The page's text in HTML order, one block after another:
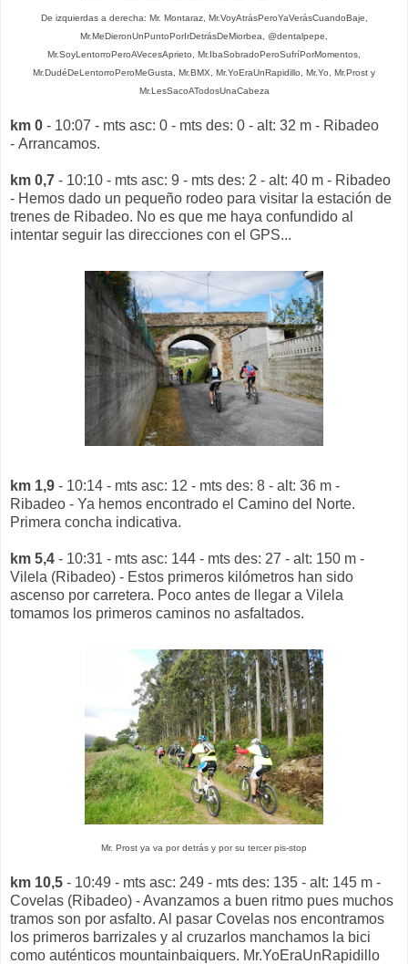
De izquierdas a derecha: Mr. Montaraz, Mr.VoyAtrásPeroYaVerásCuandoBaje,
Mr.MeDieronUnPuntoPorIrDetrásDeMiorbea, @dentalpepe,
Mr.SoyLentorroPeroAVecesAprieto, Mr.IbaSobradoPeroSufríPorMomentos,
Mr.DudéDeLentorroPeroMeGusta, Mr.BMX, Mr.YoEraUnRapidillo, Mr.Yo, Mr.Prost y
Mr.LesSacoATodosUnaCabeza
km 0 - 10:07 - mts asc: 0 - mts des: 0 - alt: 32 m - Ribadeo
- Arrancamos.
km 0,7 - 10:10 - mts asc: 9 - mts des: 2 - alt: 40 m - Ribadeo
- Hemos dado un pequeño rodeo para visitar la estación de
trenes de Ribadeo. No es que me haya confundido al
intentar seguir las direcciones con el GPS...
km 1,9 - 10:14 - mts asc: 12 - mts des: 8 - alt: 36 m -
Ribadeo - Ya hemos encontrado el Camino del Norte.
Primera concha indicativa.
km 5,4 - 10:31 - mts asc: 144 - mts des: 27 - alt: 150 m -
Vilela (Ribadeo) - Estos primeros kilómetros han sido
ascenso por carretera. Poco antes de llegar a Vilela
tomamos los primeros caminos no asfaltados.
Mr. Prost ya va por detrás y por su tercer pis-stop
km 10,5 - 10:49 - mts asc: 249 - mts des: 135 - alt: 145 m -
Covelas (Ribadeo) - Avanzamos a buen ritmo pues muchos
tramos son por asfalto. Al pasar Covelas nos encontramos
los primeros barrizales y al cruzarlos manchamos la bici
como auténticos mountainbaiquers. Mr.YoEraUnRapidillo